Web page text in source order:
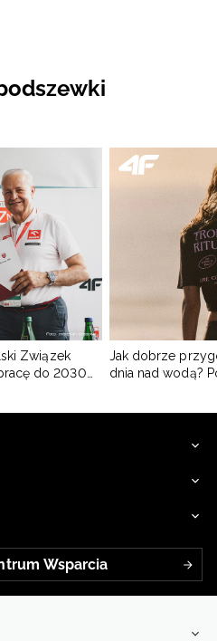
Związek
do 2030
Jak dobrze
dnia nad wodą?
Wsparcia